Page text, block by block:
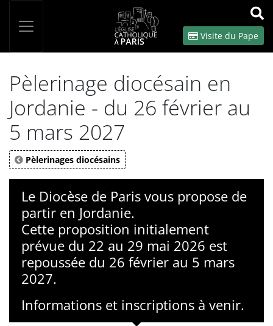
OK
Visite du Pape
Pèlerinage diocésain en
Jordanie - du 26 février au
5 mars 2027
Pèlerinages diocésains
Le Diocèse de Paris vous propose de
partir en Jordanie.
Cette proposition initialement
prévue du 22 au 29 mai 2026 est
repoussée du 26 février au 5 mars
2027.
Informations et inscriptions à venir.
Panneau de gestion des cookies